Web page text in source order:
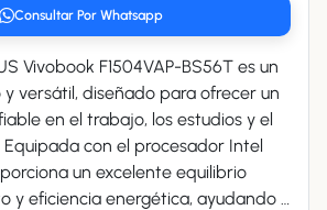
Consultar Por Whatsapp
Vivobook F1504VAP-BS56T es un
versátil, diseñado para ofrecer un
en el trabajo, los estudios y el
con el procesador Intel
un excelente equilibrio
y eficiencia energética, ayudando a